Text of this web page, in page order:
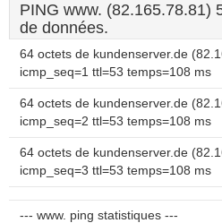
PING www. (82.165.78.81)
de données.
64 octets de kundenserver.de
icmp_seq=1 ttl=53 temps=108 ms
64 octets de kundenserver.de
icmp_seq=2 ttl=53 temps=108 ms
64 octets de kundenserver.de
icmp_seq=3 ttl=53 temps=108 ms
--- www. ping statistiques ---